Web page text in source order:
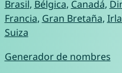
Brasil, Bélgica, Canadá,
Francia, Gran Bretaña,
Suiza
Generador de nombres